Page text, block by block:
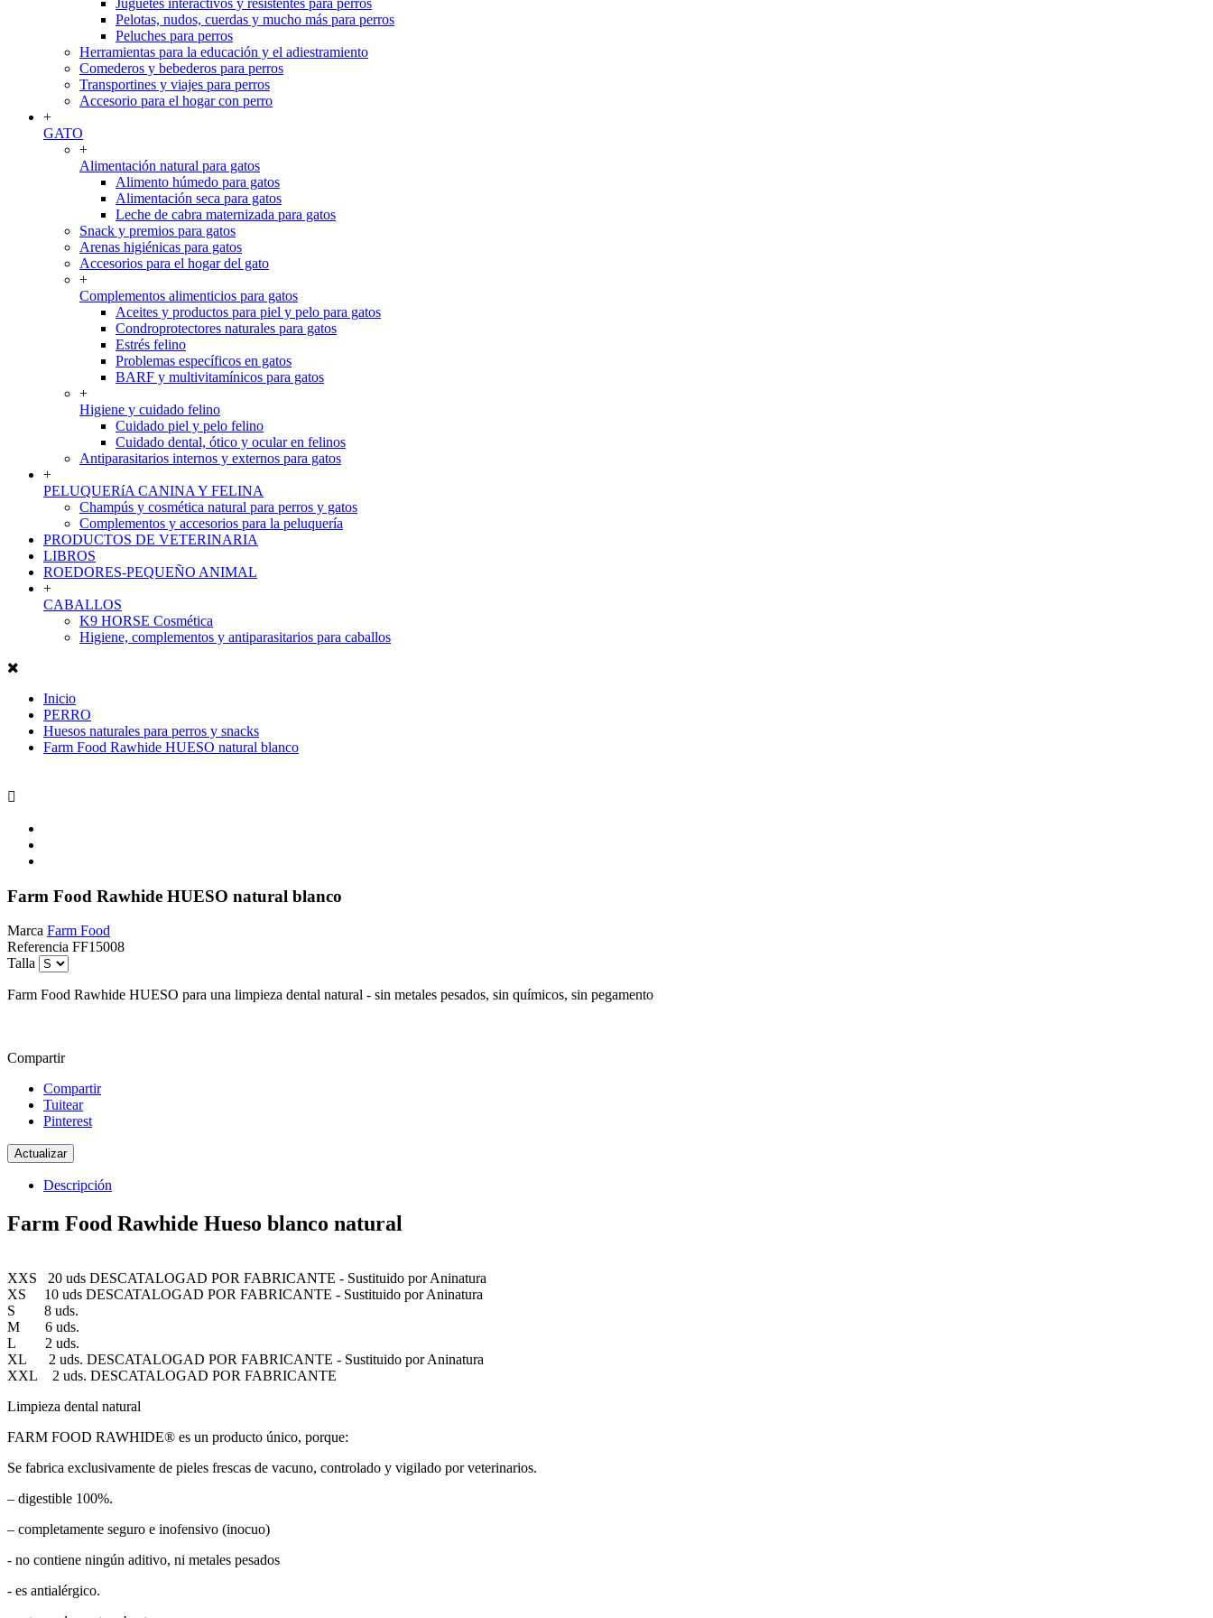
Juguetes interactivos y resistentes para perros
Pelotas, nudos, cuerdas y mucho más para perros
Peluches para perros
Herramientas para la educación y el adiestramiento
Comederos y bebederos para perros
Transportines y viajes para perros
Accesorio para el hogar con perro
+
GATO
+
Alimentación natural para gatos
Alimento húmedo para gatos
Alimentación seca para gatos
Leche de cabra maternizada para gatos
Snack y premios para gatos
Arenas higiénicas para gatos
Accesorios para el hogar del gato
+
Complementos alimenticios para gatos
Aceites y productos para piel y pelo para gatos
Condroprotectores naturales para gatos
Estrés felino
Problemas específicos en gatos
BARF y multivitamínicos para gatos
+
Higiene y cuidado felino
Cuidado piel y pelo felino
Cuidado dental, ótico y ocular en felinos
Antiparasitarios internos y externos para gatos
+
PELUQUERíA CANINA Y FELINA
Champús y cosmética natural para perros y gatos
Complementos y accesorios para la peluquería
PRODUCTOS DE VETERINARIA
LIBROS
ROEDORES-PEQUEÑO ANIMAL
+
CABALLOS
K9 HORSE Cosmética
Higiene, complementos y antiparasitarios para caballos
Inicio
PERRO
Huesos naturales para perros y snacks
Farm Food Rawhide HUESO natural blanco

Farm Food Rawhide HUESO natural blanco
Marca Farm Food
Referencia FF15008
Talla
Farm Food Rawhide HUESO para una limpieza dental natural - sin metales pesados, sin químicos, sin pegamento
Compartir
Compartir
Tuitear
Pinterest
Descripción
Farm Food Rawhide Hueso blanco natural
XXS 20 uds DESCATALOGAD POR FABRICANTE - Sustituido por Aninatura
XS 10 uds DESCATALOGAD POR FABRICANTE - Sustituido por Aninatura
S 8 uds.
M 6 uds.
L 2 uds.
XL 2 uds. DESCATALOGAD POR FABRICANTE - Sustituido por Aninatura
XXL 2 uds. DESCATALOGAD POR FABRICANTE
Limpieza dental natural
FARM FOOD RAWHIDE® es un producto único, porque:
Se fabrica exclusivamente de pieles frescas de vacuno, controlado y vigilado por veterinarios.
– digestible 100%.
– completamente seguro e inofensivo (inocuo)
- no contiene ningún aditivo, ni metales pesados
- es antialérgico.